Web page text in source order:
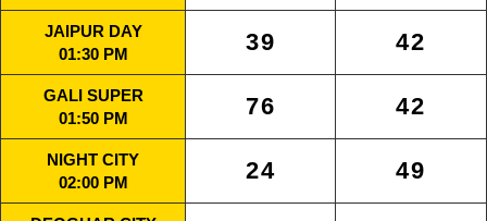
JAIPUR DAY
01:30 PM
39 42
GALI SUPER
01:50 PM
76 42
NIGHT CITY
02:00 PM
24 49